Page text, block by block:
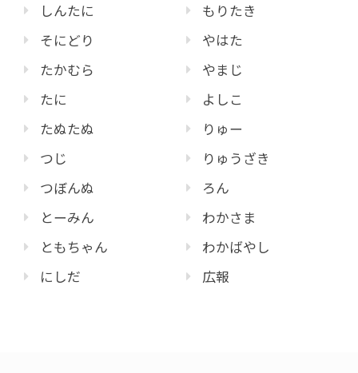
しんたに
そにどり
たかむら
たに
たぬたぬ
つじ
つぼんぬ
とーみん
ともちゃん
にしだ
もりたき
やはた
やまじ
よしこ
りゅー
りゅうざき
ろん
わかさま
わかばやし
広報